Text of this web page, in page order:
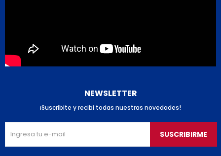
NEWSLETTER
¡Suscribite y recibí todas nuestras novedades!
SUSCRIBIRME